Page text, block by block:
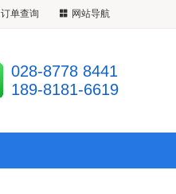
订单查询 网站导航
028-8778 8441
189-8181-6619